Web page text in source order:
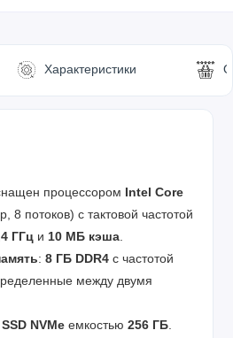
Характеристики
процессором
Intel Core
8 потоков) с тактовой частотой
ГГц и 10 МБ кэша.
: 8 ГБ DDR4 с частотой
между двумя
SSD NVMe емкостью 256 ГБ.